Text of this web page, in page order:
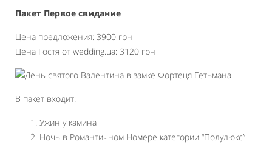
Пакет Первое свидание
Цена предложения: 3900 грн
Цена Гостя от wedding.ua: 3120 грн
В пакет входит:
Ужин у камина
Ночь в Романтичном Номере категории “Полулюкс”